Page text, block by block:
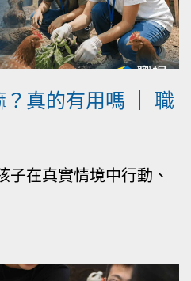
真的有用嗎 ｜ 職
子在真實情境中行動、